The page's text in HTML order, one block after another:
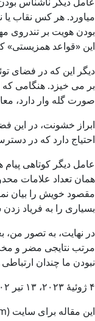
میاورد. هر کس نقاب یا
بودن هویت بر تندروی
این «قواعد همزیستی»
دیگر این که در فضای
بر می خیزد. هنگامی
صورت گله وار دارد،
ابراز خشونت، در این
احتیاج دارد که در
عامل دیگر کوتاهی
همان تعداد علامات
مقصود خویش را بیان
بسیاری را به فریاد
در نهایت، به تصور
مرتب نتایجی مضر و
نبودن ما چندان ارتباطی
۴ ژوئیۀ ۲۰۲۳، ۱۳ تیر ۱۴۰۲
این مقاله برای سایت (iranliberal.com) نوشته شده است و نقل آن با ذکر مأخذ آزاد است rkamrane@yahoo.com